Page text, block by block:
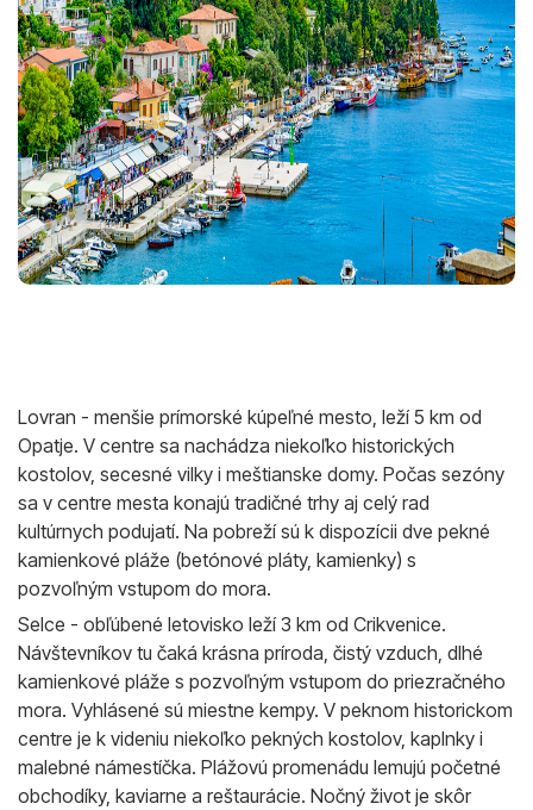
Lovran - menšie prímorské kúpeľné mesto, leží 5 km od
Opatje. V centre sa nachádza niekoľko historických
kostolov, secesné vilky i meštianske domy. Počas sezóny
sa v centre mesta konajú tradičné trhy aj celý rad
kultúrnych podujatí. Na pobreží sú k dispozícii dve pekné
kamienkové pláže (betónové pláty, kamienky) s
pozvoľným vstupom do mora.
Selce - obľúbené letovisko leží 3 km od Crikvenice.
Návštevníkov tu čaká krásna príroda, čistý vzduch, dlhé
kamienkové pláže s pozvoľným vstupom do priezračného
mora. Vyhlásené sú miestne kempy. V peknom historickom
centre je k videniu niekoľko pekných kostolov, kaplnky i
malebné námestíčka. Plážovú promenádu ​​lemujú početné
obchodíky, kaviarne a reštaurácie. Nočný život je skôr